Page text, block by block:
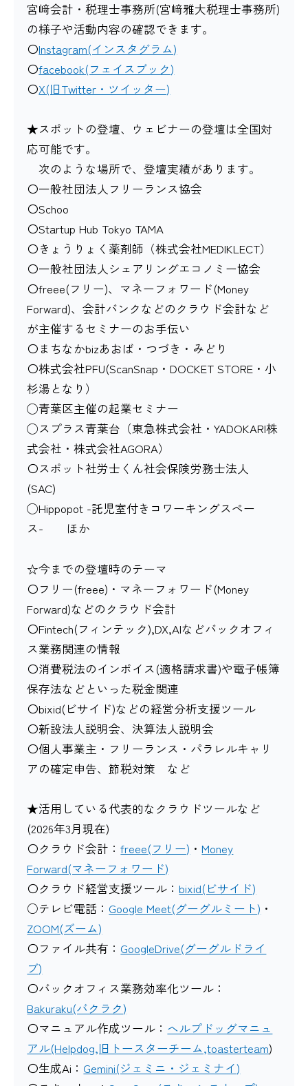
宮﨑会計・税理士事務所(宮﨑雅大税理士事務所)
の様子や活動内容の確認できます。
〇Instagram(インスタグラム)
〇facebook(フェイスブック)
〇X(旧Twitter・ツイッター)
★スポットの登壇、ウェビナーの登壇は全国対
応可能です。
次のような場所で、登壇実績があります。
〇一般社団法人フリーランス協会
〇Schoo
〇Startup Hub Tokyo TAMA
〇きょうりょく薬剤師（株式会社MEDIKLECT）
〇一般社団法人シェアリングエコノミー協会
〇freee(フリー)、マネーフォワード(Money
Forward)、会計バンクなどのクラウド会計など
が主催するセミナーのお手伝い
〇まちなかbizあおば・つづき・みどり
〇株式会社PFU(ScanSnap・DOCKET STORE・小
杉湯となり）
◯青葉区主催の起業セミナー
◯スプラス青葉台（東急株式会社・YADOKARI株
式会社・株式会社AGORA）
〇スポット社労士くん社会保険労務士法人
(SAC)
◯Hippopot -託児室付きコワーキングスペー
ス- ほか
☆今までの登壇時のテーマ
〇フリー(freee)・マネーフォワード(Money
Forward)などのクラウド会計
〇Fintech(フィンテック),DX,AIなどバックオフィ
ス業務関連の情報
〇消費税法のインボイス(適格請求書)や電子帳簿
保存法などといった税金関連
〇bixid(ビサイド)などの経営分析支援ツール
〇新設法人説明会、決算法人説明会
〇個人事業主・フリーランス・パラレルキャリ
アの確定申告、節税対策 など
★活用している代表的なクラウドツールなど
(2026年3月現在)
〇クラウド会計：freee(フリー) ・Money
Forward(マネーフォワード)
〇クラウド経営支援ツール：bixid(ビサイド)
○テレビ電話： Google Meet(グーグルミート) ・
ZOOM(ズーム)
〇ファイル共有： GoogleDrive(グーグルドライ
ブ)
〇バックオフィス業務効率化ツール：
Bakuraku(バクラク)
〇マニュアル作成ツール： ヘルプドッグマニュ
アル(Helpdog,旧トースターチーム,toasterteam)
〇生成Ai： Gemini(ジェミニ・ジェミナイ)